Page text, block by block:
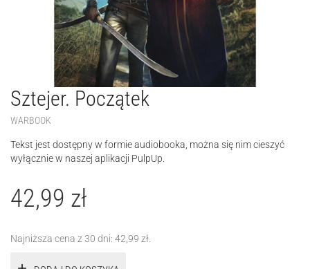
Sztejer. Początek
WARBOOK
Tekst jest dostępny w formie audiobooka, można się nim cieszyć
wyłącznie w naszej aplikacji PulpUp.
42,99 zł
Najniższa cena z 30 dni: 42,99 zł